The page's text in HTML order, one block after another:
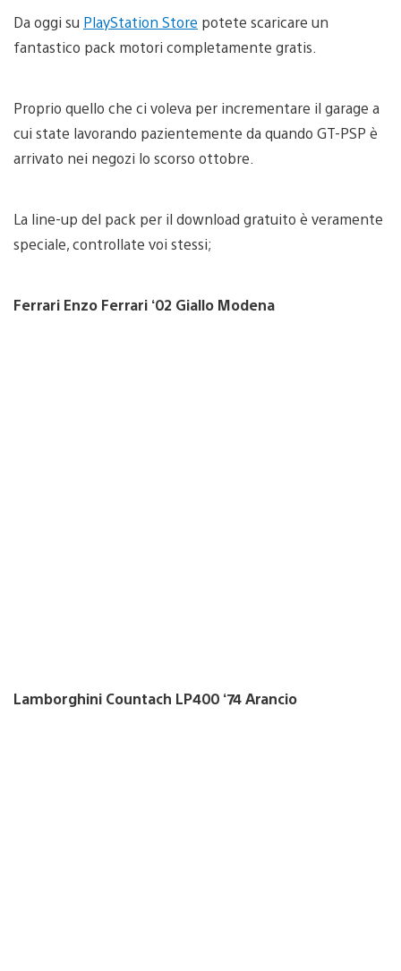
Da oggi su PlayStation Store potete scaricare un
fantastico pack motori completamente gratis.
Proprio quello che ci voleva per incrementare il garage a
cui state lavorando pazientemente da quando GT-PSP è
arrivato nei negozi lo scorso ottobre.
La line-up del pack per il download gratuito è veramente
speciale, controllate voi stessi;
Ferrari Enzo Ferrari ‘02 Giallo Modena
Lamborghini Countach LP400 ‘74 Arancio